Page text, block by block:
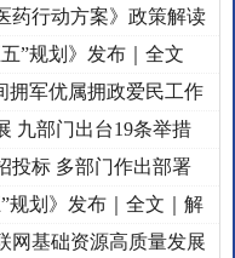
药行动方案》政策解读
”规划》发布｜全文
拥军优属拥政爱民工作
九部门出台19条举措
投标 多部门作出部署
规划》发布｜全文｜解
网基础资源高质量发展